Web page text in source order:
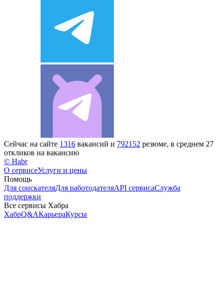
Сейчас на сайте 1316 вакансий и 792152 резюме, в среднем 27
откликов на вакансию
© Habr
О сервисеУслуги и цены
Помощь
Для соискателяДля работодателяAPI сервисаСлужба
поддержки
Все сервисы Хабра
ХабрQ&AКарьераКурсы